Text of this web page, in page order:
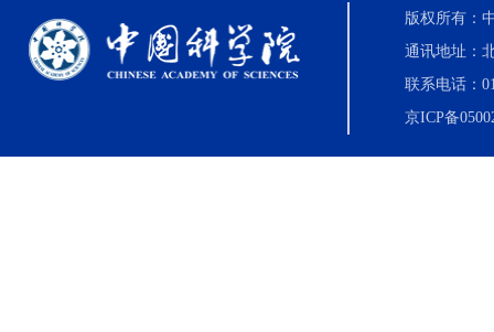
版权所有：
通讯地址：
联系电话：
京ICP备